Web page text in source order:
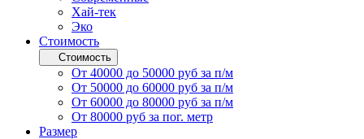
Хай-тек
Эко
Стоимость
Стоимость
От 40000 до 50000 руб за п/м
От 50000 до 60000 руб за п/м
От 60000 до 80000 руб за п/м
От 80000 руб за пог. метр
Размер